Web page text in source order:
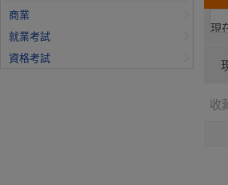
商業
就業考試
資格考試
收